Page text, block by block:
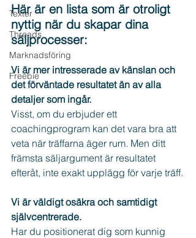
Texter
Threads
Marknadsföring
Freebie
Här är en lista som är otroligt
nyttig när du skapar dina
säljprocesser:
Vi är mer intresserade av känslan och
det förväntade resultatet än av alla
detaljer som ingår.
Visst, om du erbjuder ett
coachingprogram kan det vara bra att
veta när träffarna äger rum. Men ditt
främsta säljargument är resultatet
efteråt, inte exakt upplägg för varje träff.
Vi är väldigt osäkra och samtidigt
självcentrerade.
Har du positionerat dig som kunnig